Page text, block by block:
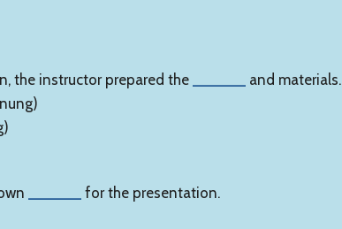
the instructor prepared the
and materials.
for the presentation.